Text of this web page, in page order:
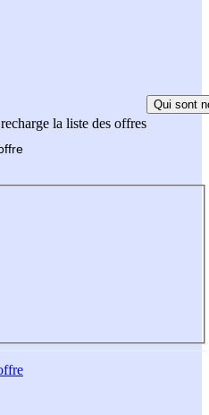
la liste des offres
Qui sont